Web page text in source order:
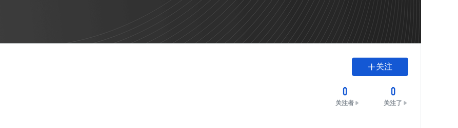
关注
0
关注者
0
关注了